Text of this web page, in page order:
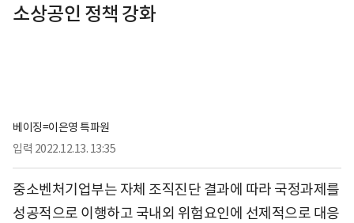
소상공인 정책 강화
베이징=이은영 특파원
입력 2022.12.13. 13:35
중소벤처기업부는 자체 조직진단 결과에 따라 국정과제를
성공적으로 이행하고 국내외 위험요인에 선제적으로 대응